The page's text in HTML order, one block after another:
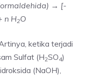
→ [-
n H2O
ketika terjadi
Sulfat (H2SO4)
(NaOH),